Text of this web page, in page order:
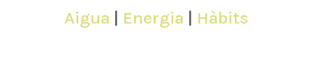
Aigua | Energia | Hàbits